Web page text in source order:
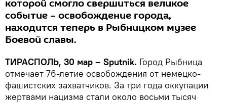
которой смогло свершиться великое
событие – освобождение города,
находится теперь в Рыбницком музее
Боевой славы.
ТИРАСПОЛЬ, 30 мар – Sputnik. Город Рыбница
отмечает 76-летие освобождения от немецко-
фашистских захватчиков. За три года оккупации
жертвами нацизма стали около восьми тысяч